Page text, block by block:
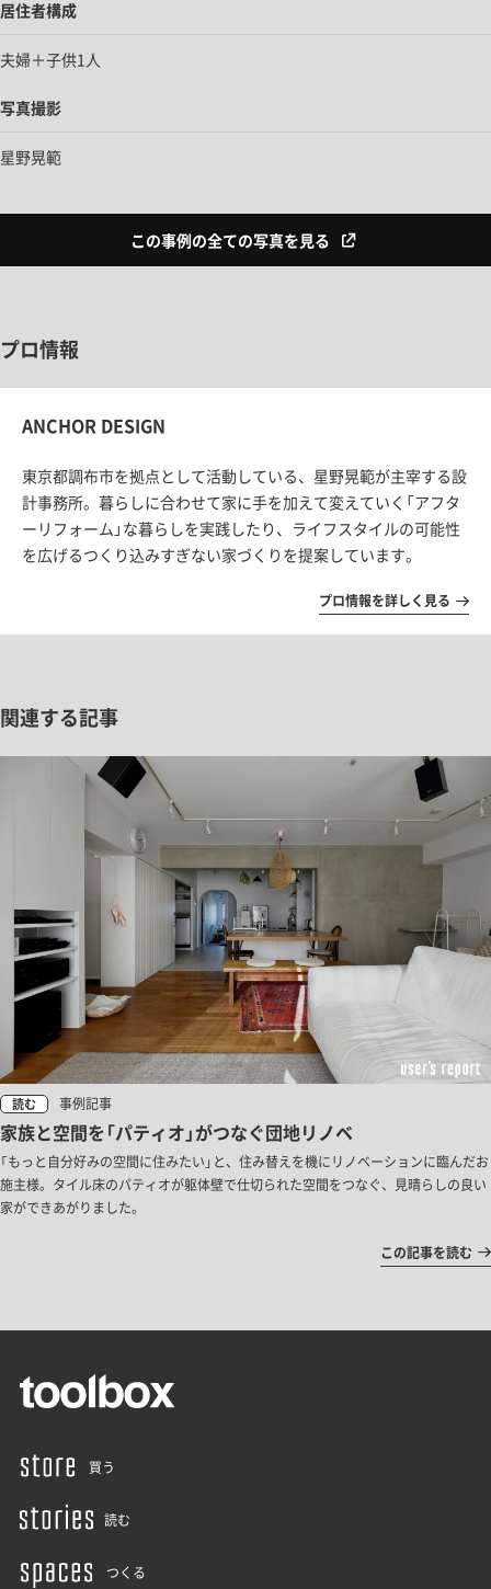
居住者構成
夫婦＋子供1人
写真撮影
星野晃範
この事例の全ての写真を見る
プロ情報
ANCHOR DESIGN
東京都調布市を拠点として活動している、星野晃範が主宰する設
計事務所。暮らしに合わせて家に手を加えて変えていく「アフタ
ーリフォーム」な暮らしを実践したり、ライフスタイルの可能性
を広げるつくり込みすぎない家づくりを提案しています。
プロ情報を詳しく見る
関連する記事
読む 事例記事
家族と空間を「パティオ」がつなぐ団地リノベ
「もっと自分好みの空間に住みたい」と、住み替えを機にリノベーションに臨んだお
施主様。タイル床のパティオが躯体壁で仕切られた空間をつなぐ、見晴らしの良い
家ができあがりました。
この記事を読む
買う
読む
つくる